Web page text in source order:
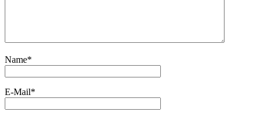
Name*
E-Mail*